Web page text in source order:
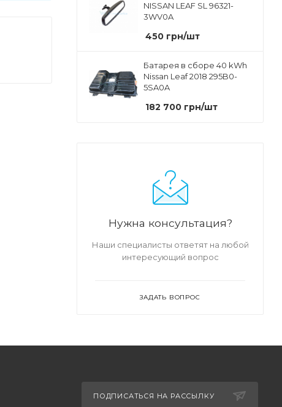
NISSAN LEAF SL 96321-
3WV0A
450 грн/шт
Батарея в сборе 40 kWh
Nissan Leaf 2018 295B0-
5SA0A
182 700 грн/шт
Нужна консультация?
Наши специалисты ответят на любой
интересующий вопрос
ЗАДАТЬ ВОПРОС
ПОДПИСАТЬСЯ НА РАССЫЛКУ